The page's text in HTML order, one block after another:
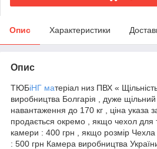
Опис Характеристики
Опис
ТЮБіНГ матеріал низ ПВХ «
виробництва Болгарія , дуже щільний
навантаження до 170 кг , ціна указа
продається окремо , якщо чехол для
камери : 400 грн , якщо розмір Чехла
: 500 грн Камера виробництва